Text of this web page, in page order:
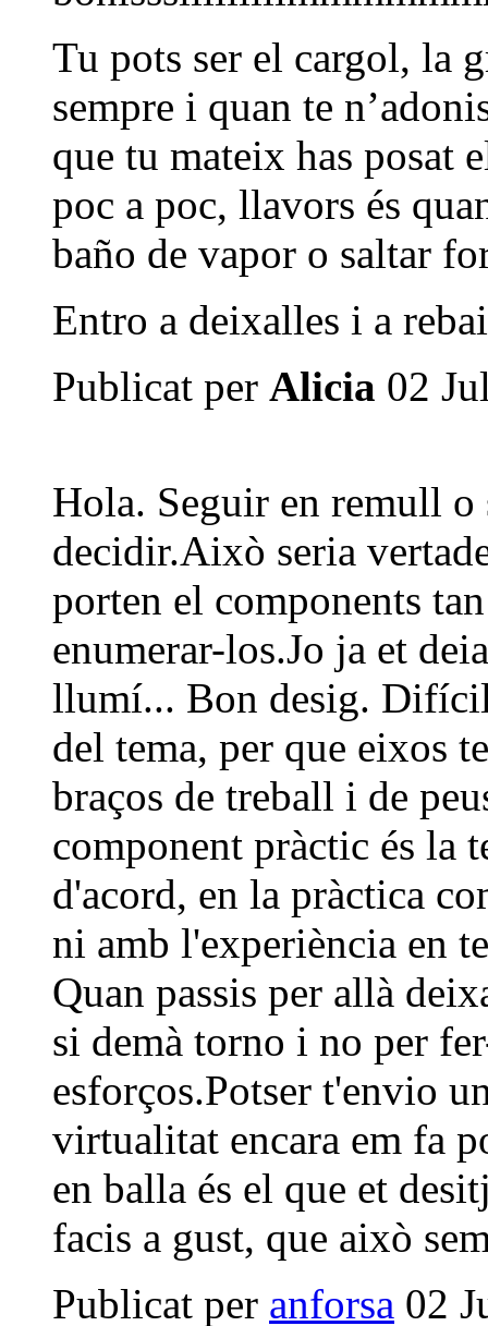
Tu pots ser el cargol, la
sempre i quan te
que tu mateix has posat
poc a poc, llavors és
baño de vapor o saltar
Entro a deixalles i a
Publicat per Alicia 02
Hola. Seguir en remull o
decidir.Això seria
porten el components
enumerar-los.Jo ja et
llumí... Bon desig.
del tema, per que eixos
braços de treball i de
component pràctic és la
d'acord, en la pràctica
ni amb l'experiència en
Quan passis per allà
si demà torno i no per
esforços.Potser t'envio
virtualitat encara em fa
en balla és el que et
facis a gust, que això
Publicat per anforsa 02